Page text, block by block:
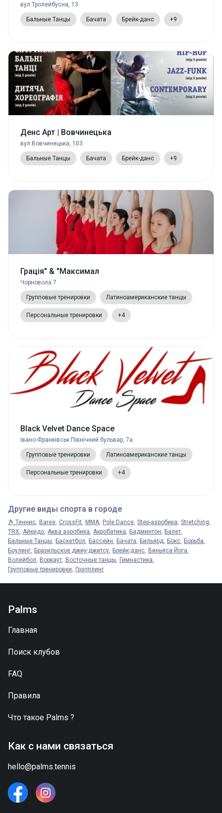
вул.Тролейбусна, 13
Бальные Танцы Бачата Брейк-данс +9
Денс Арт | Вовчинецька
вул.Вовчинецька, 103
Бальные Танцы Бачата Брейк-данс +9
Грація" & "Максимал
Чорновола 7
Групповые тренировки Латиноамериканские танцы
Персональные тренировки +4
Black Velvet Dance Space
Івано-Франківськ Північний бульвар, 7а
Групповые тренировки Латиноамериканские танцы
Персональные тренировки +4
Другие виды спорта в городе
🎾 Теннис Baree CrossFit MMA Pole Dance Step-аэробика Stretching
TRX
Айкидо Аква аэробика Акробатика Бадминтон Балет
Бальные Танцы Баскетбол Бассейн Бачата Бильярд Бокс Борьба
Боулинг Бразильское джиу-джитсу Брейк-данс Виньяса Йога
Волейбол
Воркаут Восточные танцы
Гимнастика
Групповые тренировки
Грэпплинг
Palms
Главная
Поиск клубов
FAQ
Правила
Что такое Palms ?
Как с нами связаться
hello@palms.tennis